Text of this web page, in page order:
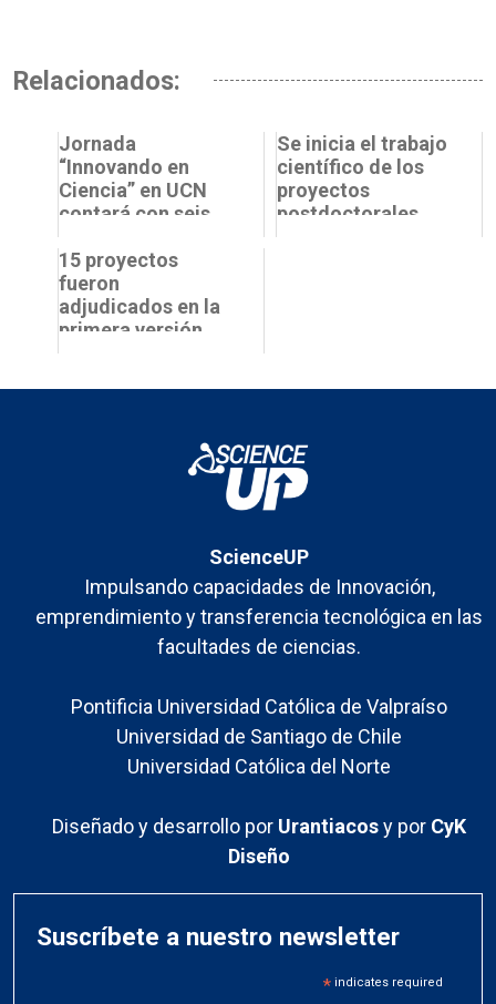
Relacionados:
Jornada
“Innovando en
Ciencia” en UCN
contará con seis
Se inicia el trabajo
científico de los
proyectos
postdoctorales
15 proyectos
fueron
adjudicados en la
primera versión
ScienceUP
Impulsando capacidades de Innovación,
emprendimiento y transferencia tecnológica en las
facultades de ciencias.
Pontificia Universidad Católica de Valpraíso
Universidad de Santiago de Chile
Universidad Católica del Norte
Diseñado y desarrollo por Urantiacosy por CyK
Diseño
Suscríbete a nuestro newsletter
*indicates required